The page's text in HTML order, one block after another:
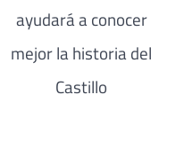
ayudará a conocer
mejor la historia del
Castillo